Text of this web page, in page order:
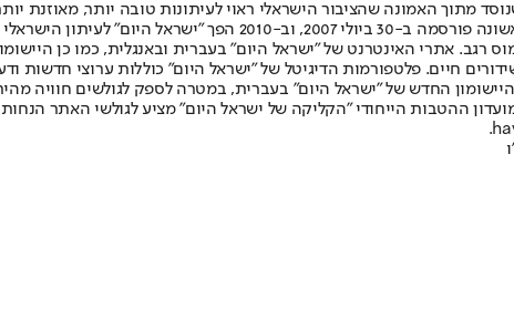
מתוך האמונה שהציבור הישראלי ראוי לעיתונות טובה יותר, מאוזנת
תשלום. המהדורה המודפסת הראשונה פורסמה ב-30
חיים. פלטפורמות הדיגיטל של "ישראל היום" כוללות ערוצי חדשות
והיישומון החדש של "ישראל היום" בעברית, במטרה לספק לגולשים
ההטבות הייחודי "הקליקה של ישראל היום" מציע לגולשי האתר